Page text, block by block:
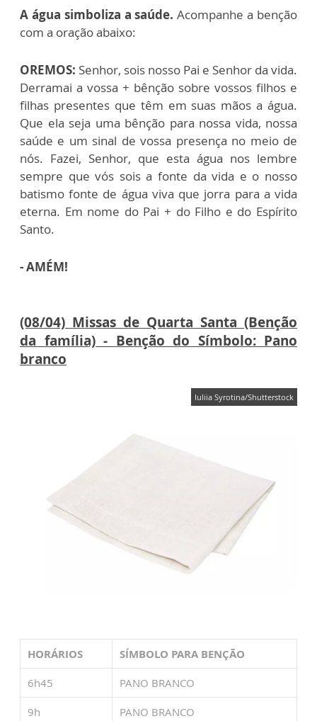
A água simboliza a saúde.Acompanhe a benção
com a oração abaixo:
OREMOS: Senhor, sois nosso Pai e Senhor da vida.
Derramai a vossa + bênção sobre vossos filhos e
filhas presentes que têm em suas mãos a água.
Que ela seja uma bênção para nossa vida, nossa
saúde e um sinal de vossa presença no meio de
nós. Fazei, Senhor, que esta água nos lembre
sempre que vós sois a fonte da vida e o nosso
batismo fonte de água viva que jorra para a vida
eterna. Em nome do Pai + do Filho e do Espírito
Santo.
- AMÉM!
(08/04) Missas de Quarta Santa (Benção
da família) - Benção do Símbolo: Pano
branco
Iuliia Syrotina/Shutterstock
HORÁRIOS SÍMBOLO PARA BENÇÃO
6h45 PANO BRANCO
9h PANO BRANCO